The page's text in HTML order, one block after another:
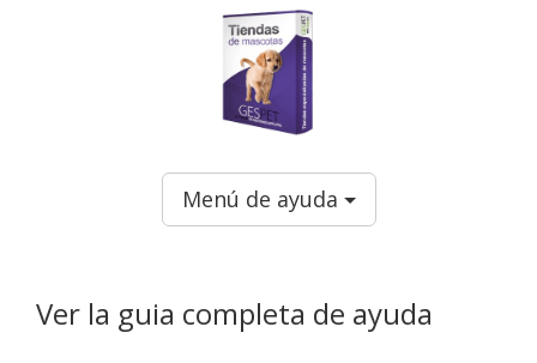
Menú de ayuda
Ver la guia completa de ayuda